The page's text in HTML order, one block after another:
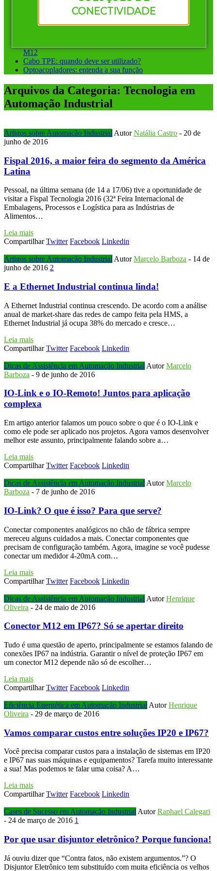
CONECTIVIDADE
Vantagens de investir em conectores pré-montados da
Instalação ponto a ponto ou sistemas de barramento: qual
M12
Cabo TPE: quando deve ser utilizado?
Optoacopladores: entenda a sua função
Arquivos da Categoria: Tecnologia em
Automação Industrial
Artigos sobre Automação Industrial AutorNatália Castro - 20 de
junho de 2016
Fispal 2016, a maior feira do segmento da América
Latina
Pessoal, na última semana (de 14 a 17/06) tive a oportunidade de
visitar a Fispal Tecnologia 2016 (32ª Feira Internacional de
Embalagens, Processos e Logística para as Indústrias de
Alimentos…
Leia mais
Compartilhar Twitter Facebook Linkedin
Artigos sobre Automação Industrial AutorMarcelo Barboza - 14 de
junho de 2016 2
E a Ethernet Industrial continua linda!
A Ethernet Industrial continua crescendo. De acordo com a análise
anual de market-share das redes de campo feita pela HMS, a
Ethernet Industrial já ocupa 38% do mercado e cresce…
Leia mais
Compartilhar Twitter Facebook Linkedin
Dicas de Assistência em Automação Industrial AutorMarcelo
Barboza - 9 de junho de 2016
IO-Link e o IO-Remoto! Juntos para aplicação
complexa
Em artigo anterior falamos um pouco sobre o que é o IO-Link e
como ele pode ser aplicado nos projetos. Agora vamos desenvolver
melhor este assunto, principalmente falando sobre a…
Leia mais
Compartilhar Twitter Facebook Linkedin
Dicas de Assistência em Automação Industrial AutorMarcelo
Barboza - 7 de junho de 2016
IO-Link? O que é isso? Para que serve?
Conectar componentes analógicos no chão de fábrica sempre
mereceu alguns cuidados a mais. Conectar componentes que
precisam de configuração também. Agora, imagine se você pudesse
conectar um medidor 4-20mA com…
Leia mais
Compartilhar Twitter Facebook Linkedin
Dicas de Assistência em Automação Industrial AutorHenrique
Oliveira - 24 de maio de 2016
Conector M12 em IP67? Só se apertar direito
Tudo é uma questão de aperto, principalmente se estamos falando de
conexões IP67 na indústria. Garantir o nível de proteção IP67 em
um conector M12 depende não só de escolher…
Leia mais
Compartilhar Twitter Facebook Linkedin
Eficiência Energética em Automação Industrial AutorHenrique
Oliveira - 29 de março de 2016
Vamos comparar custos entre soluções IP20 e IP67?
Você precisa comparar custos para a instalação de sistemas em IP20
e IP67 nas suas máquinas e equipamentos? Tarefa muito interessante
a sua! Mas podemos te falar uma coisa? A…
Leia mais
Compartilhar Twitter Facebook Linkedin
Cases de Sucesso em Automação IndustrialAutorRaphael Calegari
- 24 de março de 2016 1
Por que usar disjuntor eletrônico? Porque funciona!
Já ouviu dizer que “Contra fatos, não existem argumentos.”? O
Disjuntor Eletrônico tem substituído com muita eficiência os velhos